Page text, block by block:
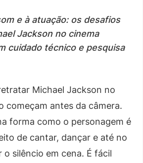
e à atuação: os desafios
Jackson no cinema
cuidado técnico e pesquisa
Michael Jackson no
começam antes da câmera.
forma como o personagem é
de cantar, dançar e até no
o silêncio em cena. É fácil